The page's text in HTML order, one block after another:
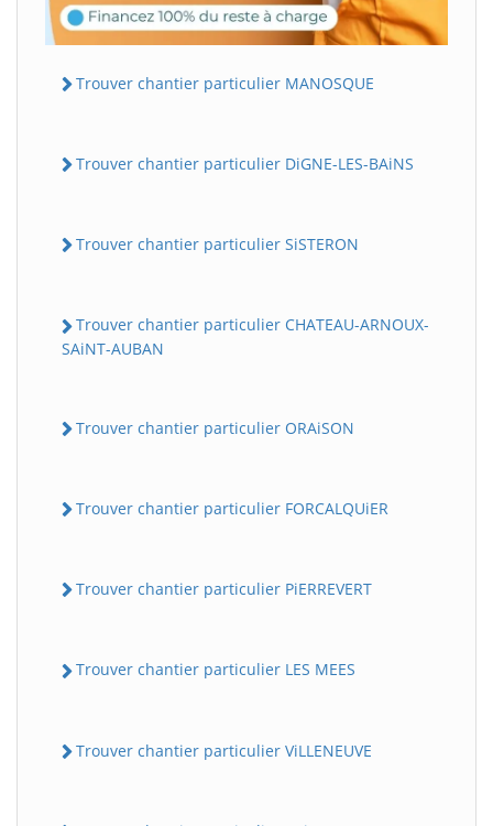
Trouver chantier particulier MANOSQUE
Trouver chantier particulier DiGNE-LES-BAiNS
Trouver chantier particulier SiSTERON
Trouver chantier particulier CHATEAU-ARNOUX-
SAiNT-AUBAN
Trouver chantier particulier ORAiSON
Trouver chantier particulier FORCALQUiER
Trouver chantier particulier PiERREVERT
Trouver chantier particulier LES MEES
Trouver chantier particulier ViLLENEUVE